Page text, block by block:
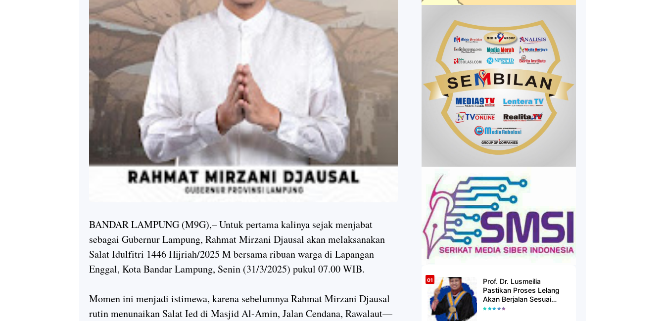
BANDAR LAMPUNG (M9G),– Untuk pertama kalinya sejak menjabat
sebagai Gubernur Lampung, Rahmat Mirzani Djausal akan melaksanakan
Salat Idulfitri 1446 Hijriah/2025 M bersama ribuan warga di Lapangan
Enggal, Kota Bandar Lampung, Senin (31/3/2025) pukul 07.00 WIB.
Momen ini menjadi istimewa, karena sebelumnya Rahmat Mirzani Djausal
rutin menunaikan Salat Ied di Masjid Al-Amin, Jalan Cendana, Rawalaut—
Prof. Dr. Lusmeilia
Pastikan Proses Lelang
Akan Berjalan Sesuai
Aturan